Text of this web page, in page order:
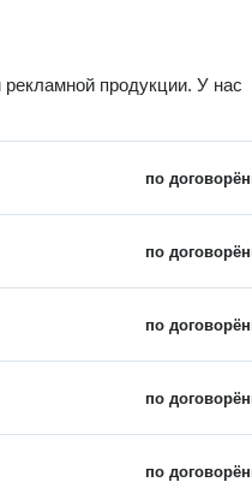
продукции. У нас
по
по
по
по
по